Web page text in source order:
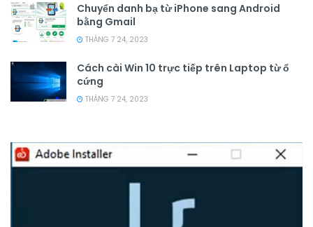
Chuyển danh bạ từ iPhone sang Android
bằng Gmail
THÁNG 7 24, 2023
Cách cài Win 10 trực tiếp trên Laptop từ ổ
cứng
THÁNG 7 24, 2023